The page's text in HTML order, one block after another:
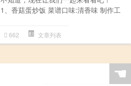
1、香菇蛋炒饭 菜谱口味:清香味 制作工
662 文章列表
☚